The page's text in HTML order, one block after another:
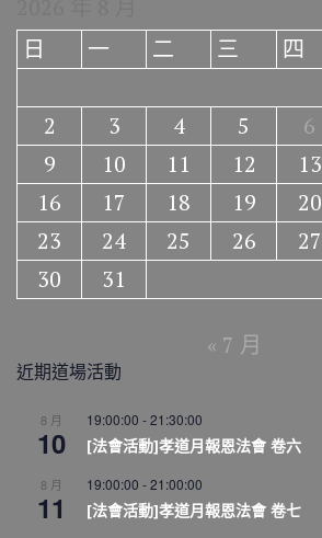
日
一 二 三 四
2
3 4 5 6
9
10 11 12 13
16
17 18 19 20
23
24 25 26 27
30
31
« 7 月
近期道場活動
8 月
10
19:00:00 -21:30:00
[法會活動]孝道月報恩法會 卷六
8 月
11
19:00:00 -21:00:00
[法會活動]孝道月報恩法會 卷七